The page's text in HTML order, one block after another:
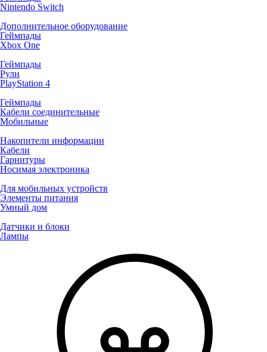
Nintendo Switch
Дополнительное оборудование
Геймпады
Xbox One
Геймпады
Рули
PlayStation 4
Геймпады
Кабели соединительные
Мобильные
Накопители информации
Кабели
Гарнитуры
Носимая электроника
Для мобильных устройств
Элементы питания
Умный дом
Датчики и блоки
Лампы